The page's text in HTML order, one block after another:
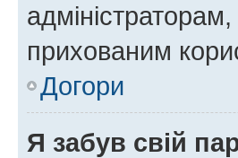
прихованим
Догори
Я забув свій